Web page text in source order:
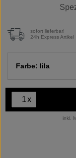
sofort lieferbar!
24h Express Artikel
Farbe: lila
x
inkl.